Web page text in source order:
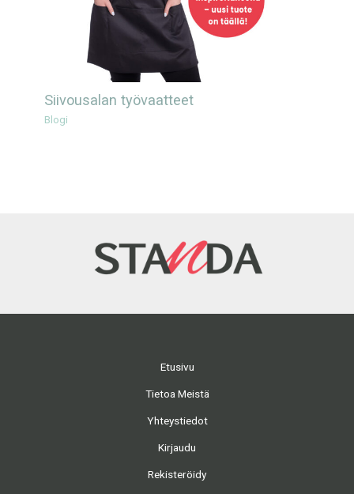
Siivousalan työvaatteet
Blogi
Etusivu
Tietoa Meistä
Yhteystiedot
Kirjaudu
Rekisteröidy